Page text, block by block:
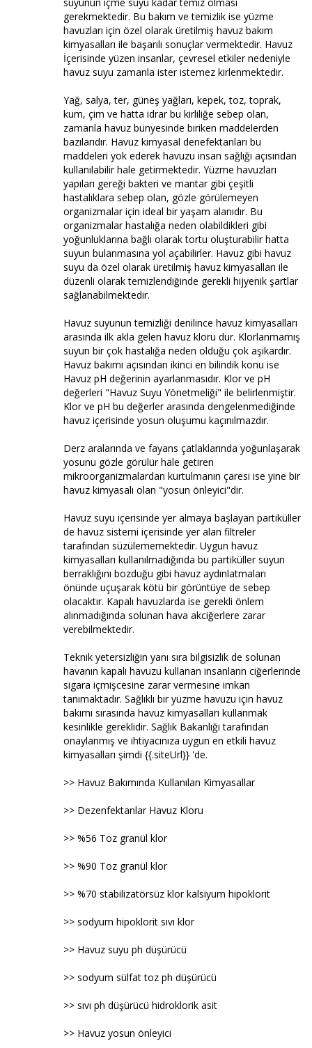
gerekmektedir. Bu bakım ve temizlik ise yüzme
havuzları için özel olarak üretilmiş havuz bakım
kimyasalları ile başarılı sonuçlar vermektedir. Havuz
İçerisinde yüzen insanlar, çevresel etkiler nedeniyle
havuz suyu zamanla ister istemez kirlenmektedir.
Yağ, salya, ter, güneş yağları, kepek, toz, toprak,
kum, çim ve hatta idrar bu kirliliğe sebep olan,
zamanla havuz bünyesinde biriken maddelerden
bazılarıdır. Havuz kimyasal denefektanları bu
maddeleri yok ederek havuzu insan sağlığı açısından
kullanılabilir hale getirmektedir. Yüzme havuzları
yapıları gereği bakteri ve mantar gibi çeşitli
hastalıklara sebep olan, gözle görülemeyen
organizmalar için ideal bir yaşam alanıdır. Bu
organizmalar hastalığa neden olabildikleri gibi
yoğunluklarına bağlı olarak tortu oluşturabilir hatta
suyun bulanmasına yol açabilirler. Havuz gibi havuz
suyu da özel olarak üretilmiş havuz kimyasalları ile
düzenli olarak temizlendiğinde gerekli hijyenik şartlar
sağlanabilmektedir.
Havuz suyunun temizliği denilince havuz kimyasalları
arasında ilk akla gelen havuz kloru dur. Klorlanmamış
suyun bir çok hastalığa neden olduğu çok aşikardır.
Havuz bakımı açısından ikinci en bilindik konu ise
Havuz pH değerinin ayarlanmasıdır. Klor ve pH
değerleri "Havuz Suyu Yönetmeliği" ile belirlenmiştir.
Klor ve pH bu değerler arasında dengelenmediğinde
havuz içerisinde yosun oluşumu kaçınılmazdır.
Derz aralarında ve fayans çatlaklarında yoğunlaşarak
yosunu gözle görülür hale getiren
mikroorganizmalardan kurtulmanın çaresi ise yine bir
havuz kimyasalı olan "yosun önleyici"dir.
Havuz suyu içerisinde yer almaya başlayan partiküller
de havuz sistemi içerisinde yer alan filtreler
tarafından süzülememektedir. Uygun havuz
kimyasalları kullanılmadığında bu partiküller suyun
berraklığını bozduğu gibi havuz aydınlatmaları
önünde uçuşarak kötü bir görüntüye de sebep
olacaktır. Kapalı havuzlarda ise gerekli önlem
alınmadığında solunan hava akciğerlere zarar
verebilmektedir.
Teknik yetersizliğin yanı sıra bilgisizlik de solunan
havanın kapalı havuzu kullanan insanların ciğerlerinde
sigara içmişcesine zarar vermesine imkan
tanımaktadır. Sağlıklı bir yüzme havuzu için havuz
bakımı sırasında havuz kimyasalları kullanmak
kesinlikle gereklidir. Sağlık Bakanlığı tarafından
onaylanmış ve ihtiyacınıza uygun en etkili havuz
kimyasalları şimdi {{.siteUrl}} 'de.
>> Havuz Bakımında Kullanılan Kimyasallar
>> Dezenfektanlar Havuz Kloru
>> %56 Toz granül klor
>> %90 Toz granül klor
>> %70 stabilizatörsüz klor kalsiyum hipoklorit
>> sodyum hipoklorit sıvı klor
>> Havuz suyu ph düşürücü
>> sodyum sülfat toz ph düşürücü
>> sıvı ph düşürücü hidroklorik asit
>> Havuz yosun önleyici